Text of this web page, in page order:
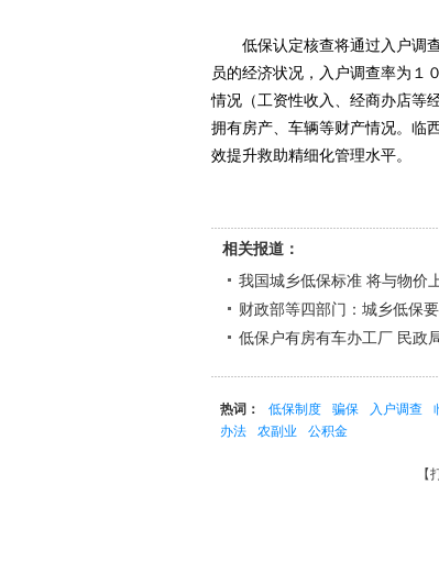
低保认定核查将通过入户调查
员的经济状况，入户调查率为１
情况（工资性收入、经商办店等
拥有房产、车辆等财产情况。临
效提升救助精细化管理水平。
相关报道：
我国城乡低保标准 将与物价
财政部等四部门：城乡低保
低保户有房有车办工厂 民政
热词： 低保制度 骗保 入户调查
办法
农副业 公积金
【